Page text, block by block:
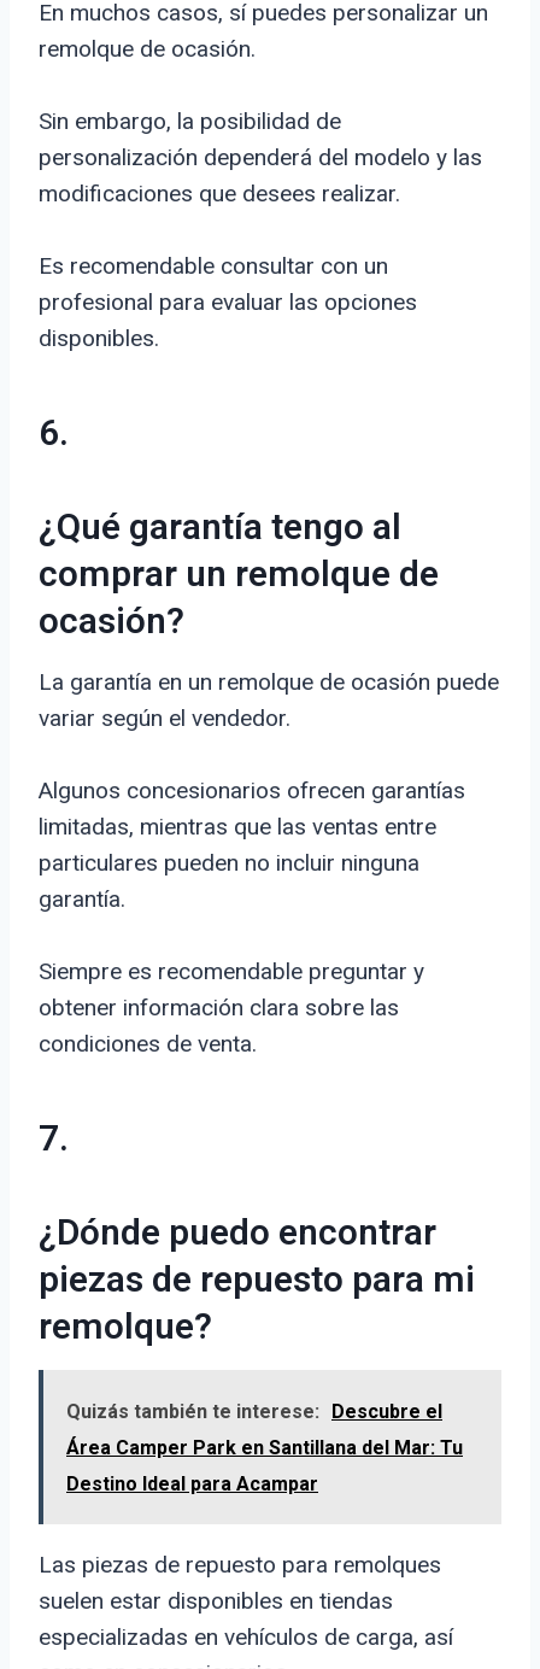
En muchos casos, sí puedes personalizar un
remolque de ocasión.
Sin embargo, la posibilidad de
personalización dependerá del modelo y las
modificaciones que desees realizar.
Es recomendable consultar con un
profesional para evaluar las opciones
disponibles.
6.
¿Qué garantía tengo al
comprar un remolque de
ocasión?
La garantía en un remolque de ocasión puede
variar según el vendedor.
Algunos concesionarios ofrecen garantías
limitadas, mientras que las ventas entre
particulares pueden no incluir ninguna
garantía.
Siempre es recomendable preguntar y
obtener información clara sobre las
condiciones de venta.
7.
¿Dónde puedo encontrar
piezas de repuesto para mi
remolque?
Quizás también te interese:
Descubre el
Área Camper Park en Santillana del Mar: Tu
Destino Ideal para Acampar
Las piezas de repuesto para remolques
suelen estar disponibles en tiendas
especializadas en vehículos de carga, así